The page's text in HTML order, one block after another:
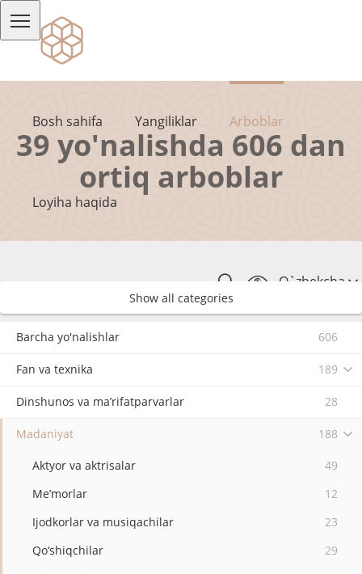
Bosh sahifa Yangiliklar Arboblar
Loyiha haqida
O`zbekcha
39 yo'nalishda 606 dan
ortiq arboblar
Show all categories
Barcha yo'nalishlar 606
Fan va texnika 189
Dinshunos va ma’rifatparvarlar 28
Madaniyat 188
Aktyor va aktrisalar
49
Me’morlar
12
Ijodkorlar va musiqachilar
23
Qo‘shiqchilar
29